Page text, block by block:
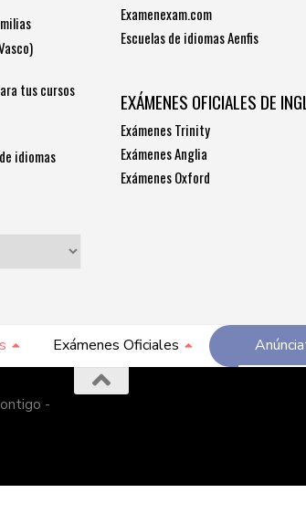
tus cursos
idiomas
Examenexam.com
Escuelas de idiomas Aenfis
EXÁMENES OFICIALES DE
Exámenes Trinity
Exámenes Anglia
Exámenes Oxford
Exámenes Oficiales
-